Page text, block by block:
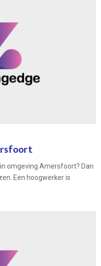
omgeving Amersfoort? Dan
Een hoogwerker is